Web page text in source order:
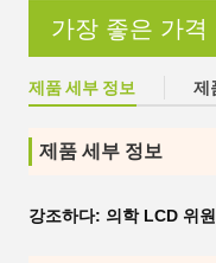
가장 좋은 가격
제품 세부 정보 제
제품 세부 정보
강조하다: 의학 LCD 위원